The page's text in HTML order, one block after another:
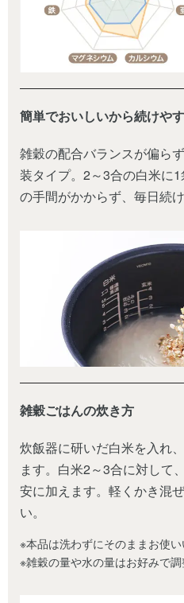
簡単でおいしいから続けや
雑穀の配合バランスが偏ら
装タイプ。2～3合の白米に
の手間がかからず、毎日続
雑穀ごはんの炊き方
炊飯器に研いだ白米を入れ
ます。白米2～3合に対して
安に加えます。軽くかき混
い。
※本品は洗わずにそのままお使い
※雑穀の量や水の量はお好みで調